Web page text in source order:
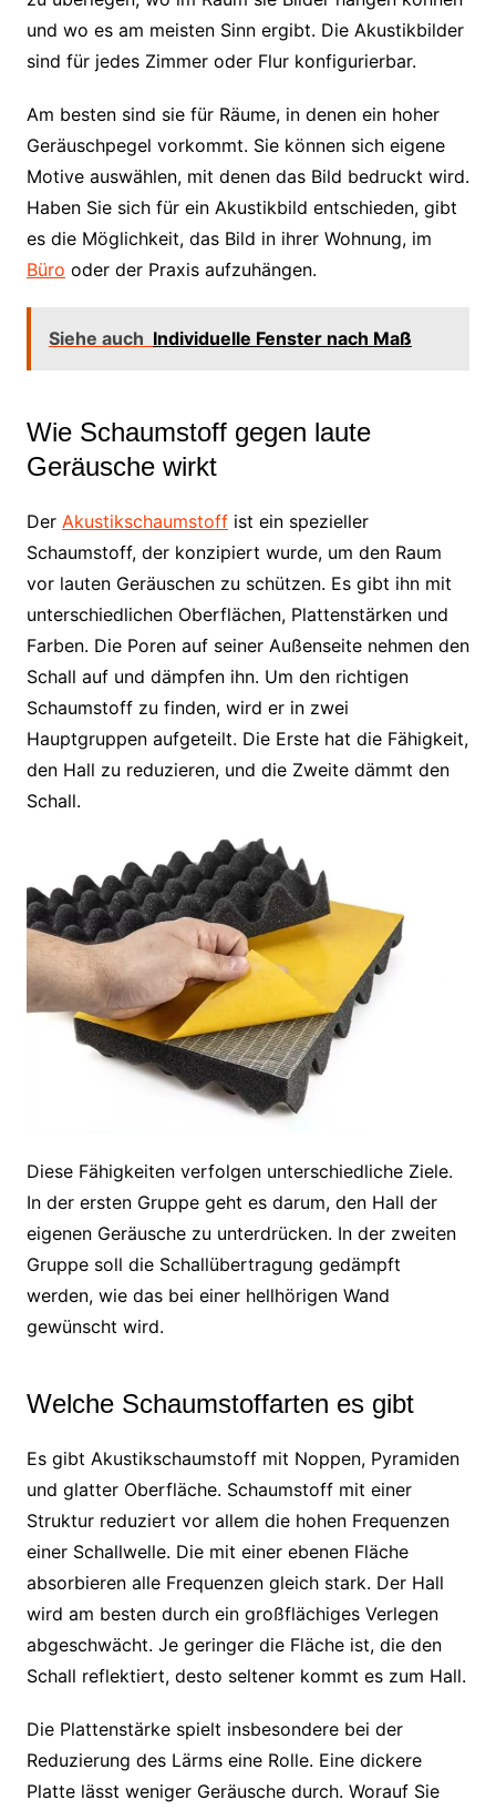
und wo es am meisten Sinn ergibt. Die Akustikbilder
sind für jedes Zimmer oder Flur konfigurierbar.
Am besten sind sie für Räume, in denen ein hoher
Geräuschpegel vorkommt. Sie können sich eigene
Motive auswählen, mit denen das Bild bedruckt wird.
Haben Sie sich für ein Akustikbild entschieden, gibt
es die Möglichkeit, das Bild in ihrer Wohnung, im
Büro oder der Praxis aufzuhängen.
Siehe auch Individuelle Fenster nach Maß
Wie Schaumstoff gegen laute
Geräusche wirkt
Der Akustikschaumstoffist ein spezieller
Schaumstoff, der konzipiert wurde, um den Raum
vor lauten Geräuschen zu schützen. Es gibt ihn mit
unterschiedlichen Oberflächen, Plattenstärken und
Farben. Die Poren auf seiner Außenseite nehmen den
Schall auf und dämpfen ihn. Um den richtigen
Schaumstoff zu finden, wird er in zwei
Hauptgruppen aufgeteilt. Die Erste hat die Fähigkeit,
den Hall zu reduzieren, und die Zweite dämmt den
Schall.
Diese Fähigkeiten verfolgen unterschiedliche Ziele.
In der ersten Gruppe geht es darum, den Hall der
eigenen Geräusche zu unterdrücken. In der zweiten
Gruppe soll die Schallübertragung gedämpft
werden, wie das bei einer hellhörigen Wand
gewünscht wird.
Welche Schaumstoffarten es gibt
Es gibt Akustikschaumstoff mit Noppen, Pyramiden
und glatter Oberfläche. Schaumstoff mit einer
Struktur reduziert vor allem die hohen Frequenzen
einer Schallwelle. Die mit einer ebenen Fläche
absorbieren alle Frequenzen gleich stark. Der Hall
wird am besten durch ein großflächiges Verlegen
abgeschwächt. Je geringer die Fläche ist, die den
Schall reflektiert, desto seltener kommt es zum Hall.
Die Plattenstärke spielt insbesondere bei der
Reduzierung des Lärms eine Rolle. Eine dickere
Platte lässt weniger Geräusche durch. Worauf Sie